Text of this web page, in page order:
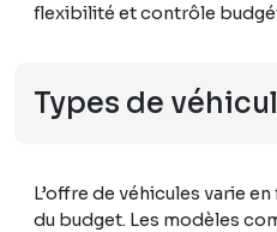
flexibilité et contrôle
Types de
L’offre de véhicules varie
du budget. Les modèles